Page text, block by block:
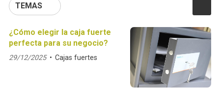
TEMAS
¿Cómo elegir la caja fuerte
perfecta para su negocio?
29/12/2025 Cajas fuertes